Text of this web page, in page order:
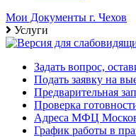
Мои Документы г. Чехов
Услуги
Задать вопрос,
Подать заявку на
Предварительная
Проверка
Адреса МФЦ
График работы в